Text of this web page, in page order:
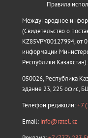
Правила
Международное
(Свидетельство о
KZ85VPY00127994, от
информации
Республики Казахстан).
050026, Республика
здание 23, 225 офис,
Телефон редакции:+7
Email: info@ratel.kz